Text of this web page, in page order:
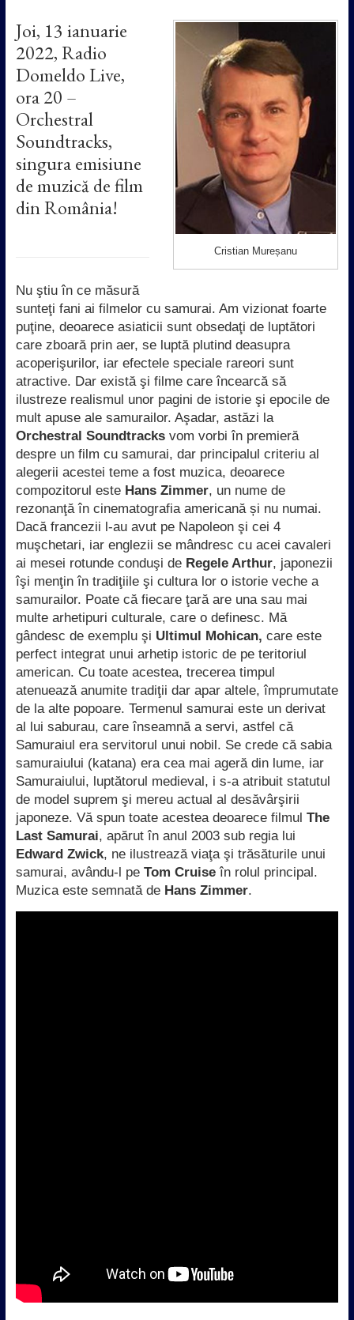
Cristian Mureșanu
Joi, 13 ianuarie
2022, Radio
Domeldo Live,
ora 20 –
Orchestral
Soundtracks,
singura emisiune
de muzică de film
din România!
Nu ştiu în ce măsură
sunteţi fani ai filmelor cu samurai. Am vizionat foarte
puţine, deoarece asiaticii sunt obsedaţi de luptători
care zboară prin aer, se luptă plutind deasupra
acoperişurilor, iar efectele speciale rareori sunt
atractive. Dar există şi filme care încearcă să
ilustreze realismul unor pagini de istorie şi epocile de
mult apuse ale samurailor. Aşadar, astăzi la
Orchestral Soundtracksvom vorbi în premieră
despre un film cu samurai, dar principalul criteriu al
alegerii acestei teme a fost muzica, deoarece
compozitorul este Hans Zimmer, un nume de
rezonanţă în cinematografia americană și nu numai.
Dacă francezii l-au avut pe Napoleon şi cei 4
muşchetari, iar englezii se mândresc cu acei cavaleri
ai mesei rotunde conduşi de Regele Arthur, japonezii
îşi menţin în tradiţiile şi cultura lor o istorie veche a
samurailor. Poate că fiecare ţară are una sau mai
multe arhetipuri culturale, care o definesc. Mă
gândesc de exemplu şi Ultimul Mohican, care este
perfect integrat unui arhetip istoric de pe teritoriul
american. Cu toate acestea, trecerea timpul
atenuează anumite tradiţii dar apar altele, împrumutate
de la alte popoare. Termenul samurai este un derivat
al lui saburau, care înseamnă a servi, astfel că
Samuraiul era servitorul unui nobil. Se crede că sabia
samuraiului (katana) era cea mai ageră din lume, iar
Samuraiului, luptătorul medieval, i s-a atribuit statutul
de model suprem şi mereu actual al desăvârşirii
japoneze. Vă spun toate acestea deoarece filmul The
Last Samurai, apărut în anul 2003 sub regia lui
Edward Zwick, ne ilustrează viaţa şi trăsăturile unui
samurai, avându-l pe Tom Cruiseîn rolul principal.
Muzica este semnată de Hans Zimmer.